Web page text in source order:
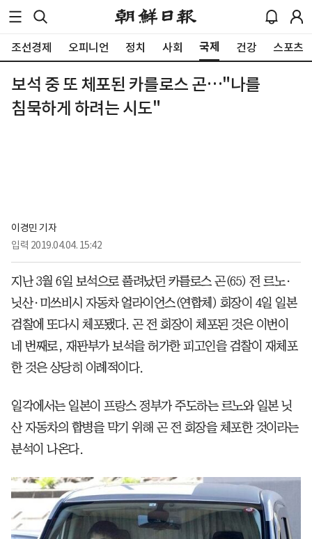
조선경제 오피니언 정치 사회 국제 건강 스포츠
보석 중 또 체포된 카를로스 곤…"나를
침묵하게 하려는 시도"
이경민 기자
입력 2019.04.04. 15:42
지난 3월 6일 보석으로 풀려났던 카를로스 곤(65) 전 르노·
닛산·미쓰비시 자동차 얼라이언스(연합체) 회장이 4일 일본
검찰에 또다시 체포됐다. 곤 전 회장이 체포된 것은 이번이
네 번째로, 재판부가 보석을 허가한 피고인을 검찰이 재체포
한 것은 상당히 이례적이다.
일각에서는 일본이 프랑스 정부가 주도하는 르노와 일본 닛
산 자동차의 합병을 막기 위해 곤 전 회장을 체포한 것이라는
분석이 나온다.